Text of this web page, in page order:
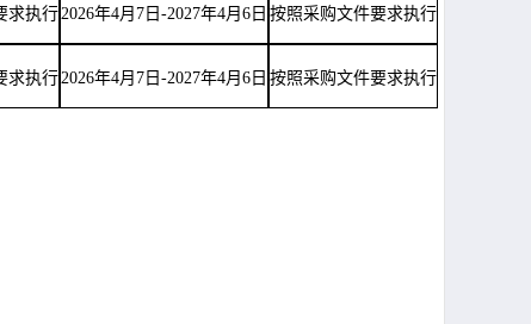
求执行2026年4月7日-2027年4月6日 按照采购文件要求执行
求执行2026年4月7日-2027年4月6日 按照采购文件要求执行